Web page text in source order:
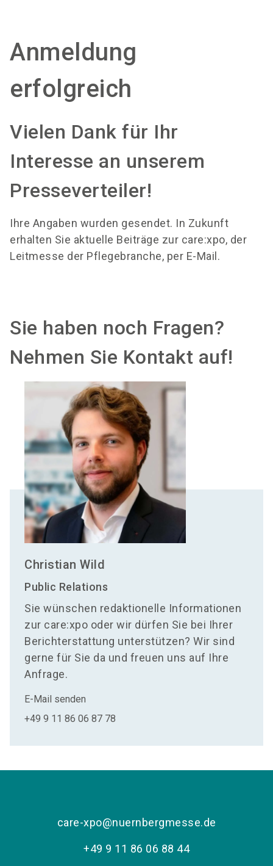
Anmeldung
erfolgreich
Vielen Dank für Ihr
Interesse an unserem
Presseverteiler!
Ihre Angaben wurden gesendet. In Zukunft
erhalten Sie aktuelle Beiträge zur care:xpo, der
Leitmesse der Pflegebranche, per E-Mail.
Sie haben noch Fragen?
Nehmen Sie Kontakt auf!
Christian Wild
Public Relations
Sie wünschen redaktionelle Informationen
zur care:xpo oder wir dürfen Sie bei Ihrer
Berichterstattung unterstützen? Wir sind
gerne für Sie da und freuen uns auf Ihre
Anfrage.
E-Mail senden
+49 9 11 86 06 87 78
care-xpo@nuernbergmesse.de
+49 9 11 86 06 88 44